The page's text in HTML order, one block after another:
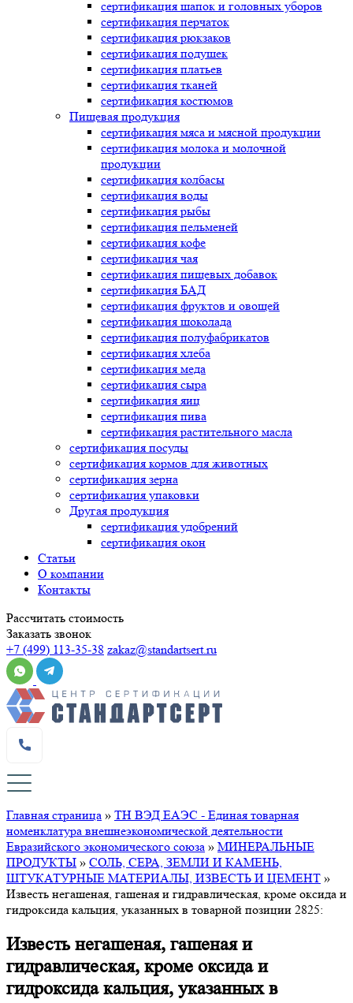
сертификация шапок и головных уборов
сертификация перчаток
сертификация рюкзаков
сертификация подушек
сертификация платьев
сертификация тканей
сертификация костюмов
Пищевая продукция
сертификация мяса и мясной продукции
сертификация молока и молочной
продукции
сертификация колбасы
сертификация воды
сертификация рыбы
сертификация пельменей
сертификация кофе
сертификация чая
сертификация пищевых добавок
сертификация БАД
сертификация фруктов и овощей
сертификация шоколада
сертификация полуфабрикатов
сертификация хлеба
сертификация меда
сертификация сыра
сертификация яиц
сертификация пива
сертификация растительного масла
сертификация посуды
сертификация кормов для животных
сертификация зерна
сертификация упаковки
Другая продукция
сертификация удобрений
сертификация окон
Статьи
О компании
Контакты
Рассчитать стоимость
Заказать звонок
+7 (499) 113-35-38 zakaz@standartsert.ru
Главная страница » ТН ВЭД ЕАЭС - Единая товарная
номенклатура внешнеэкономической деятельности
Евразийского экономического союза » МИНЕРАЛЬНЫЕ
ПРОДУКТЫ » СОЛЬ, СЕРА, ЗЕМЛИ И КАМЕНЬ,
ШТУКАТУРНЫЕ МАТЕРИАЛЫ, ИЗВЕСТЬ И ЦЕМЕНТ »
Известь негашеная, гашеная и гидравлическая, кроме оксида и
гидроксида кальция, указанных в товарной позиции 2825:
Известь негашеная, гашеная и
гидравлическая, кроме оксида и
гидроксида кальция, указанных в